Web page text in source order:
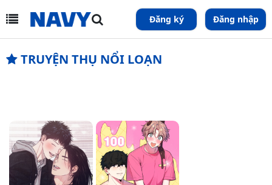
Đăng ký Đăng nhập
TRUYỆN THỤ NỔI LOẠN